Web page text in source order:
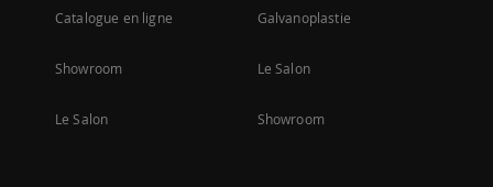
Catalogue en ligne
Showroom
Le Salon
Galvanoplastie
Le Salon
Showroom